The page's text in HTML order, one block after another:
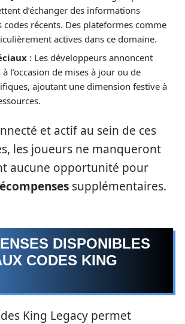
d’échanger des informations
codes récents. Des plateformes comme
actives dans ce domaine.
: Les développeurs annoncent
l’occasion de mises à jour ou de
ajoutant une dimension festive à
et actif au sein de ces
les joueurs ne manqueront
aucune opportunité pour
supplémentaires.
DISPONIBLES
CODES KING
King Legacy permet